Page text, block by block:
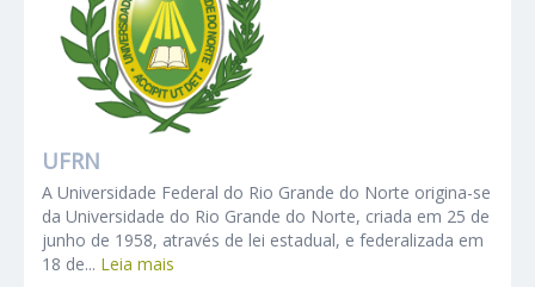
UFRN
A Universidade Federal do Rio Grande do Norte origina-se
da Universidade do Rio Grande do Norte, criada em 25 de
junho de 1958, através de lei estadual, e federalizada em
18 de... Leia mais